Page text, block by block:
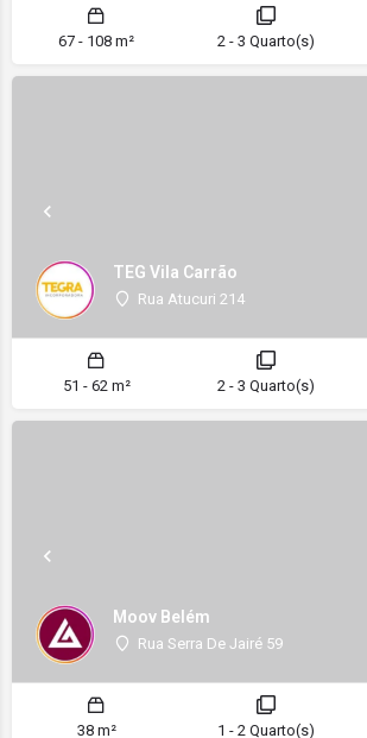
67 - 108 m² 2 - 3 Quarto(s)
TEG Vila Carrão
Rua Atucuri 214
51 - 62 m² 2 - 3 Quarto(s)
Moov Belém
Rua Serra De Jairé 59
38 m² 1 - 2 Quarto(s)